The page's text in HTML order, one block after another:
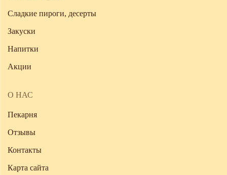
Сладкие пироги, десерты
Закуски
Напитки
Акции
О НАС
Пекарня
Отзывы
Контакты
Карта сайта